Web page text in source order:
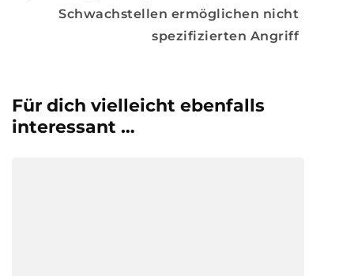
Schwachstellen ermöglichen nicht
spezifizierten Angriff
Für dich vielleicht ebenfalls
interessant …